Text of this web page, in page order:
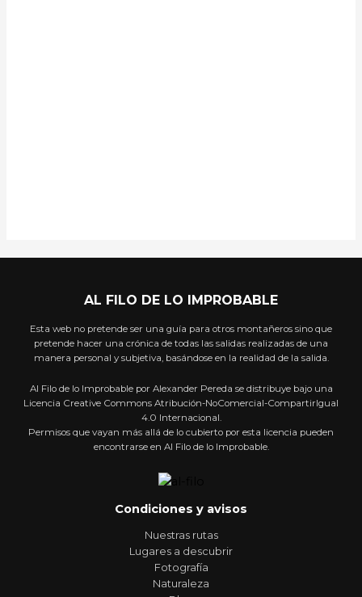
AL FILO DE LO IMPROBABLE
Esta web no pretende ser una guía para otros montañeros sino que
pretende hacer una crónica de todas las salidas realizadas de una
manera personal y subjetiva, basándose en la realidad de la salida.
Al Filo de lo Improbable por Alexander Pereda se distribuye bajo una
Licencia Creative Commons Atribución-NoComercial-CompartirIgual
4.0 Internacional.
Permisos que vayan más allá de lo cubierto por esta licencia pueden
encontrarse en Al Filo de lo Improbable.
Condiciones y avisos
Nuestras rutas
Lugares a descubrir
Fotografía
Naturaleza